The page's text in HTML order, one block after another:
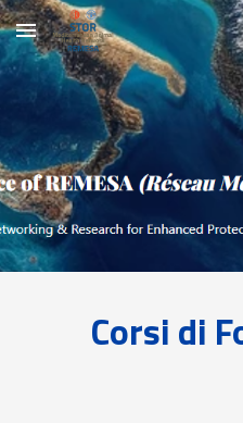
Skip to main content
Corsi di